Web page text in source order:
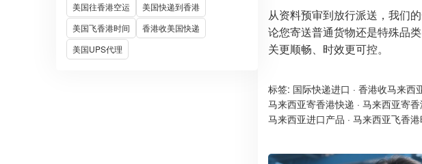
美国往香港空运
美国快递到香港
美国飞香港时间
香港收美国快递
美国UPS代理
从资料预审到放行派送，我们
论您寄送普通货物还是特殊品
关更顺畅、时效更可控。
标签: 国际快递进口 · 香港收马来西
马来西亚寄香港快递 · 马来西亚寄
马来西亚进口产品 · 马来西亚飞香港